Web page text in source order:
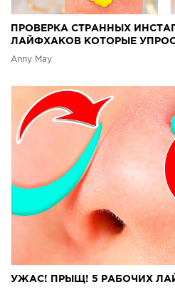
ПРОВЕРКА СТРАННЫХ
ЛАЙФХАКОВ КОТОРЫЕ
Anny May
УЖАС! ПРЫЩ! 5 РАБОЧИХ